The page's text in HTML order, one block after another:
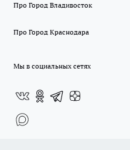
Про Город Владивосток
Про Город Краснодара
Мы в социальных сетях